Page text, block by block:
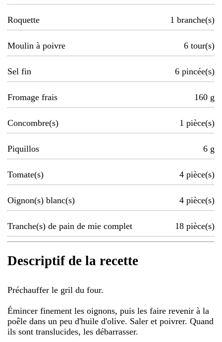
Roquette 1 branche(s)
Moulin à poivre 6 tour(s)
Sel fin 6 pincée(s)
Fromage frais 160 g
Concombre(s) 1 pièce(s)
Piquillos 6 g
Tomate(s) 4 pièce(s)
Oignon(s) blanc(s) 4 pièce(s)
Tranche(s) de pain de mie complet 18 pièce(s)
Descriptif de la recette
Préchauffer le gril du four.
Émincer finement les oignons, puis les faire revenir à la
poêle dans un peu d'huile d'olive. Saler et poivrer. Quand
ils sont translucides, les débarrasser.